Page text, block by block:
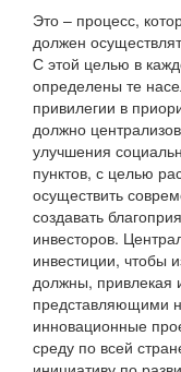
Это – процесс,
должен
С этой целью в
определены те
привилегии в
должно
улучшения
пунктов, с целью
осуществить
создавать
инвесторов.
инвестиции, чтобы
должны, привлекая
представляющими
инновационные
среду по всей